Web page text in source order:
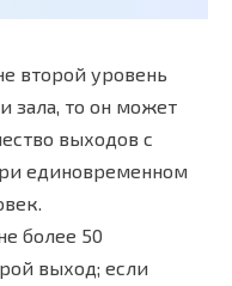
второй уровень
зала, то он может
выходов с
единовременном
более 50
выход; если